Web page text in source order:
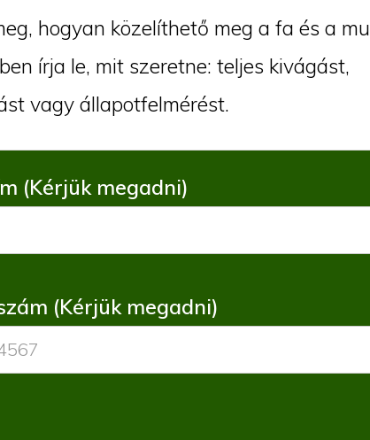
hogyan közelíthető meg a fa és a
írja le, mit szeretne: teljes kivágást,
vagy állapotfelmérést.
(Kérjük megadni)
(Kérjük megadni)